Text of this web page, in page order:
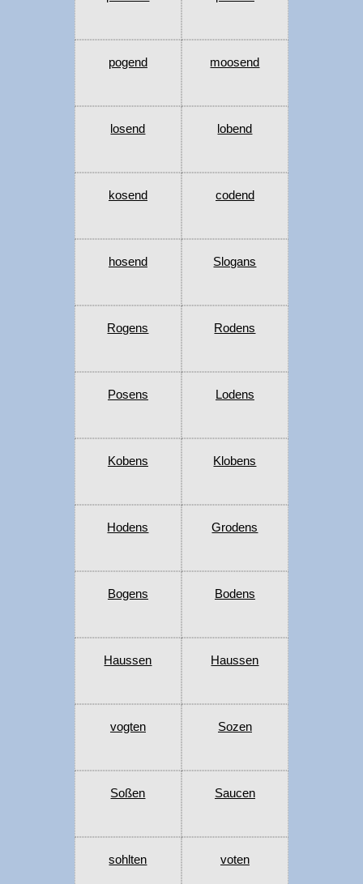
pogend moosend
losend lobend
kosend codend
hosend Slogans
Rogens Rodens
Posens Lodens
Kobens Klobens
Hodens Grodens
Bogens Bodens
Haussen Haussen
vogten Sozen
Soßen Saucen
sohlten voten